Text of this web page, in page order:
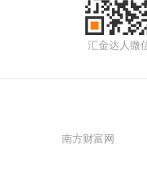
汇金达人微
南方财富网